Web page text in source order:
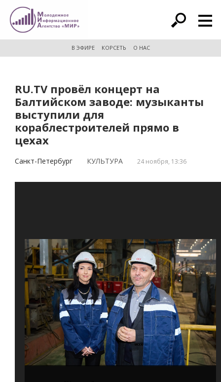
расширенный поиск
В ЭФИРЕ КОРСЕТЬ О НАС
RU.TV провёл концерт на
Балтийском заводе: музыканты
выступили для
кораблестроителей прямо в
цехах
Санкт-Петербург КУЛЬТУРА 24 ноября, 13:36